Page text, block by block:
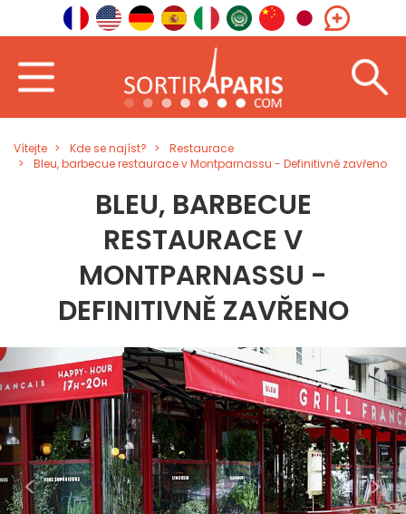
Vítejte Kde se najíst?
Restaurace
Bleu, barbecue restaurace v Montparnassu - Definitivně zavřeno
BLEU, BARBECUE
RESTAURACE V
MONTPARNASSU -
DEFINITIVNĚ ZAVŘENO
< >